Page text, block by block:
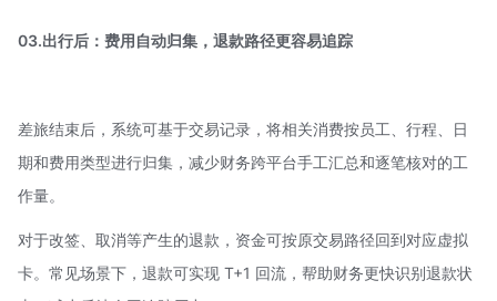
03.出行后：费用自动归集，退款路径更容易追踪
差旅结束后，系统可基于交易记录，将相关消费按员工、行程、日
期和费用类型进行归集，减少财务跨平台手工汇总和逐笔核对的工
作量。
对于改签、取消等产生的退款，资金可按原交易路径回到对应虚拟
卡。常见场景下，退款可实现 T+1 回流，帮助财务更快识别退款状